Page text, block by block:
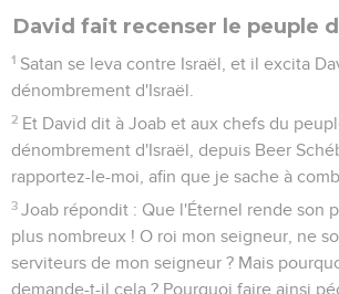
David fait recenser le peuple
1 Satan se leva contre Israël, et il excita
dénombrement d'Israël.
2 Et David dit à Joab et aux chefs du
dénombrement d'Israël, depuis Beer
rapportez-le-moi, afin que je sache à
3 Joab répondit : Que l'Éternel rende son
plus nombreux ! O roi mon seigneur, ne
serviteurs de mon seigneur ? Mais
demande-t-il cela ? Pourquoi faire ainsi